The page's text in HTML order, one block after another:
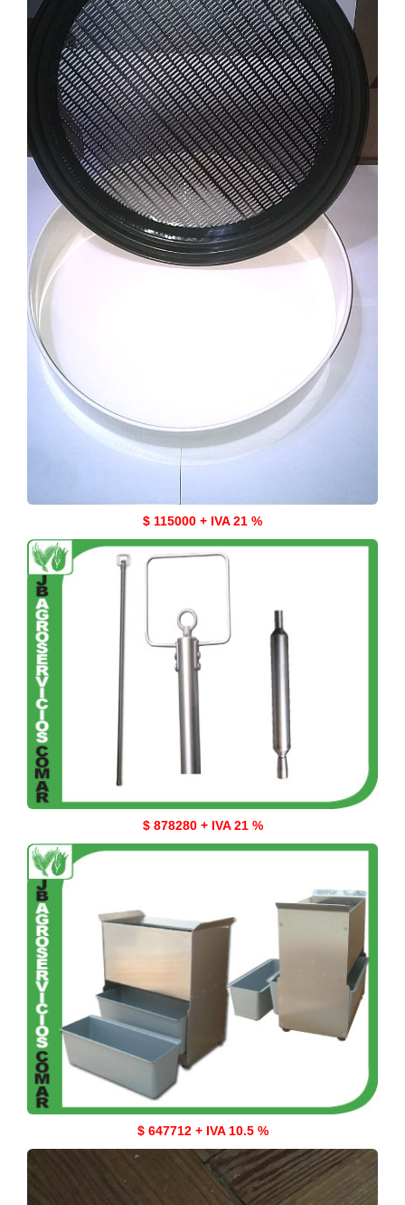
$ 115000 + IVA 21 %
$ 878280 + IVA 21 %
$ 647712 + IVA 10.5 %